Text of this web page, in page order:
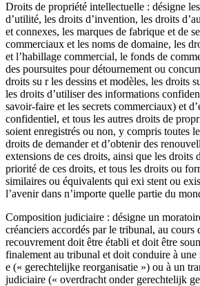
Droits de propriété intellectuelle : désigne
d’utilité, les droits d’invention, les droits
et connexes, les marques de fabrique et de
commerciaux et les noms de domaine, les
et l’habillage commercial, le fonds de
des poursuites pour détournement ou
droits su r les dessins et modèles, les droits
les droits d’utiliser des informations
savoir-faire et les secrets commerciaux) et
confidentiel, et tous les autres droits de
soient enregistrés ou non, y compris toutes
droits de demander et d’obtenir des
extensions de ces droits, ainsi que les droits
priorité de ces droits, et tous les droits ou
similaires ou équivalents qui exi stent ou
l’avenir dans n’importe quelle partie du
Composition judiciaire : désigne un
créanciers accordés par le tribunal, au cours
recouvrement doit être établi et doit être
finalement au tribunal et doit conduire à
e (« gerechtelijke reorganisatie ») ou à un
judiciaire (« overdracht onder gerechtelijk